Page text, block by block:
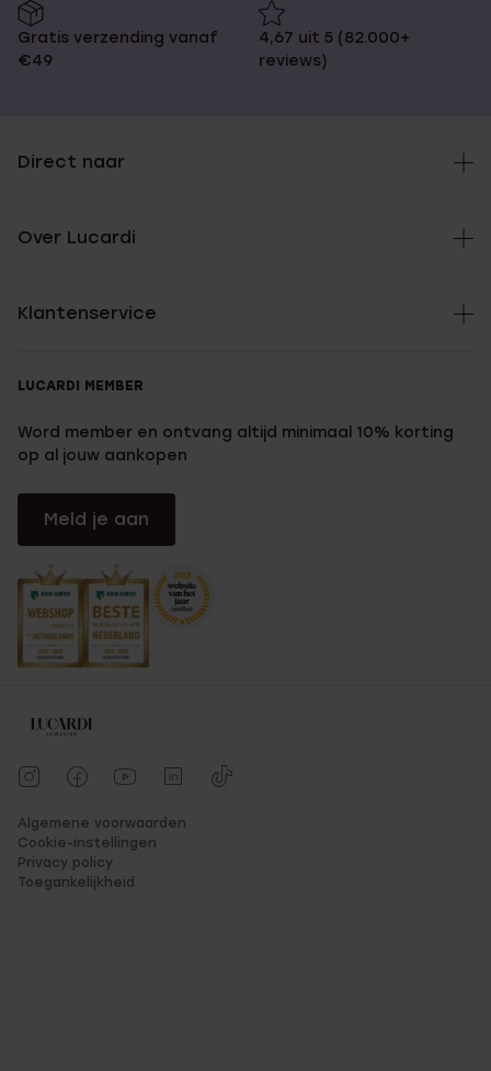
Gratis verzending vanaf
€49
4,67 uit 5 (82.000+
reviews)
Direct naar
Over Lucardi
Klantenservice
LUCARDI MEMBER
Word member en ontvang altijd minimaal 10% korting
op al jouw aankopen
Meld je aan
Algemene voorwaarden
Cookie-instellingen
Privacy policy
Toegankelijkheid